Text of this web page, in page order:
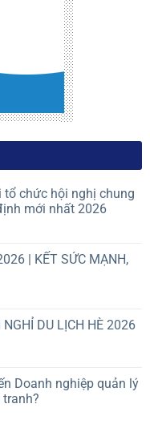
tổ chức hội nghị chung
mới nhất 2026
| KẾT SỨC MẠNH,
DU LỊCH HÈ 2026
Doanh nghiệp quản lý